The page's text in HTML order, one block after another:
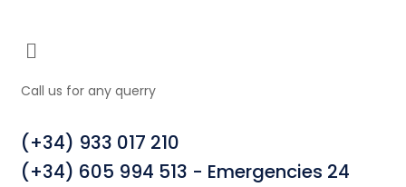
Call us for any querry
(+34) 933 017 210
(+34) 605 994 513 - Emergencies 24